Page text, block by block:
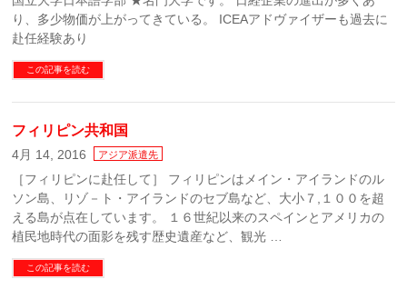
り、多少物価が上がってきている。 ICEAアドヴァイザーも過去に
赴任経験あり
この記事を読む
フィリピン共和国
4月 14, 2016 アジア派遣先
［フィリピンに赴任して］ フィリピンはメイン・アイランドのル
ソン島、リゾ－ト・アイランドのセブ島など、大小７,１００を超
える島が点在しています。 １６世紀以来のスペインとアメリカの
植民地時代の面影を残す歴史遺産など、観光 …
この記事を読む